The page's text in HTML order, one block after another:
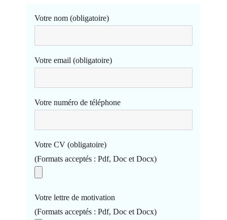
Votre nom (obligatoire)
Votre email (obligatoire)
Votre numéro de téléphone
Votre CV (obligatoire)
(Formats acceptés : Pdf, Doc et Docx)
Votre lettre de motivation
(Formats acceptés : Pdf, Doc et Docx)